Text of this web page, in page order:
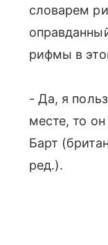
словарем
рифмы в
- Да, я
месте, то
Барт
ред.).